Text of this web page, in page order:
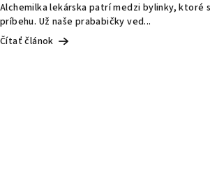
Alchemilka lekárska patrí medzi bylinky, ktoré
príbehu. Už naše prababičky ved...
Čítať článok